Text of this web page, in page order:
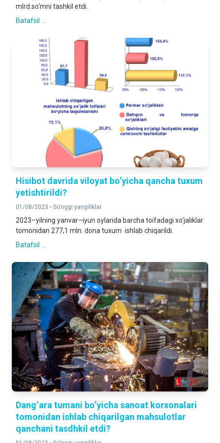
mlrd.so‘mni tashkil etdi.
Batafsil ...
Hisibot davrida viloyat bo‘yicha qancha tuxum
yetishtirildi?
01/08/2023 • So'nggi yangiliklar
2023–yilning yanvar–iyun oylarida barcha toifadagi xo‘jaliklar
tomonidan 277,1 mln. dona tuxum ishlab chiqarildi.
Batafsil ...
Dang‘ara tumani bo‘yicha sanoat korxonalari
tomonidan ishlab chiqarilgan mahsulotlar
qanchani tasdhkil etdi?